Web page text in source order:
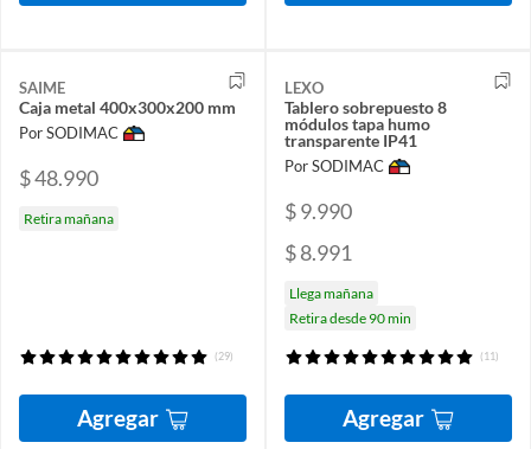
SAIME
Caja metal 400x300x200 mm
Por SODIMAC
$ 48.990
Retira mañana
(29)
Agregar
LEXO
Tablero sobrepuesto 8
módulos tapa humo
transparente IP41
Por SODIMAC
$ 9.990
$ 8.991
Llega mañana
Retira desde 90 min
(11)
Agregar